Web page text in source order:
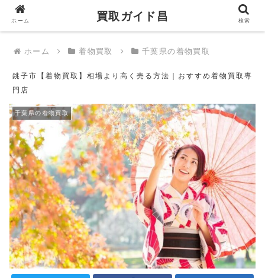
買取ガイド昌
ホーム 着物買取 千葉県の着物買取
銚子市【着物買取】相場より高く売る方法｜おすすめ着物買取専
門店
千葉県の着物買取
ホーム 買取ガイド昌 検索